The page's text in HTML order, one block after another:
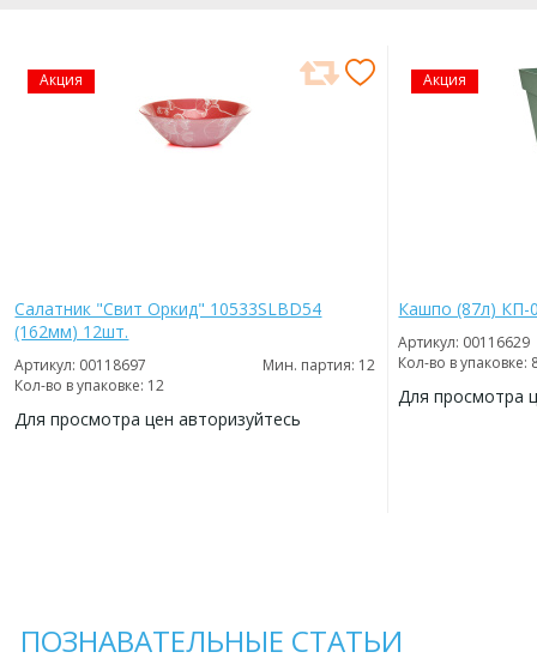
Акция
Салатник "Свит Оркид" 10533SLBD54
(162мм) 12шт.
Артикул: 00118697
Мин. партия: 12
Кол-во в упаковке: 12
Для просмотра цен авторизуйтесь
Акция
Кашпо (87л) КП-
Артикул: 00116629
Кол-во в упаковке:
Для просмотра
ПОЗНАВАТЕЛЬНЫЕ СТАТЬИ